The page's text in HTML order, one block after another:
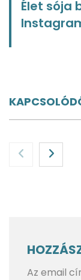
Élet sója
Az email